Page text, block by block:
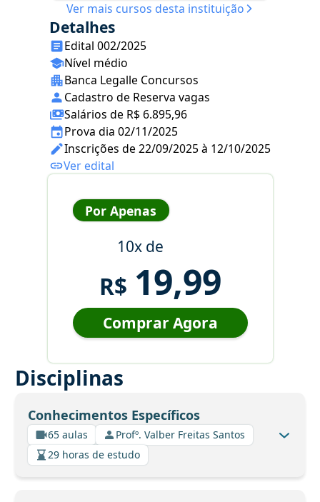
Ver mais cursos desta instituição
Detalhes
Edital 002/2025
Nível médio
Banca Legalle Concursos
Cadastro de Reserva vagas
Salários de R$ 6.895,96
Prova dia 02/11/2025
Inscrições de 22/09/2025 à 12/10/2025
Ver edital
Por Apenas
10x de
R$ 19,99
Comprar Agora
Disciplinas
Conhecimentos Específicos
65 aulas
Profº. Valber Freitas Santos
29 horas de estudo